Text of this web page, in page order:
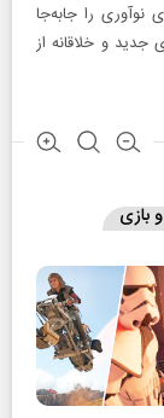
را جابه‌جا
جدید و خلاقانه از